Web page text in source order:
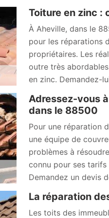
Toiture en zinc :
À Aheville, dans le
pour les réparations
propriétaires. Les
outre très
en zinc. Demandez-
Adressez-vous
dans le 88500
Pour une réparation
une équipe de
problèmes à
connu pour ses
Demandez un devis
La réparation
Les toits des